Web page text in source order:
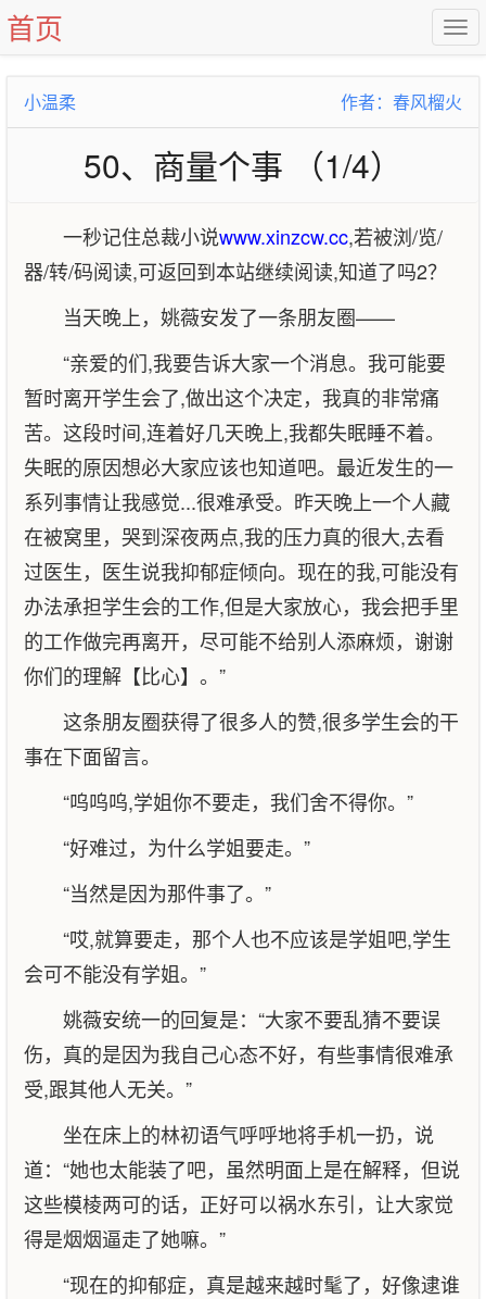
首页
小温柔 作者：春风榴火
50、商量个事 （1/4）
一秒记住总裁小说www.xinzcw.cc,若被浏/览/
器/转/码阅读,可返回到本站继续阅读,知道了吗2？
当天晚上，姚薇安发了一条朋友圈——
“亲爱的们,我要告诉大家一个消息。我可能要
暂时离开学生会了,做出这个决定，我真的非常痛
苦。这段时间,连着好几天晚上,我都失眠睡不着。
失眠的原因想必大家应该也知道吧。最近发生的一
系列事情让我感觉...很难承受。昨天晚上一个人藏
在被窝里，哭到深夜两点,我的压力真的很大,去看
过医生，医生说我抑郁症倾向。现在的我,可能没有
办法承担学生会的工作,但是大家放心，我会把手里
的工作做完再离开，尽可能不给别人添麻烦，谢谢
你们的理解【比心】。”
这条朋友圈获得了很多人的赞,很多学生会的干
事在下面留言。
“呜呜呜,学姐你不要走，我们舍不得你。”
“好难过，为什么学姐要走。”
“当然是因为那件事了。”
“哎,就算要走，那个人也不应该是学姐吧,学生
会可不能没有学姐。”
姚薇安统一的回复是：“大家不要乱猜不要误
伤，真的是因为我自己心态不好，有些事情很难承
受,跟其他人无关。”
坐在床上的林初语气呼呼地将手机一扔，说
道：“她也太能装了吧，虽然明面上是在解释，但说
这些模棱两可的话，正好可以祸水东引，让大家觉
得是烟烟逼走了她嘛。”
“现在的抑郁症，真是越来越时髦了，好像逮谁